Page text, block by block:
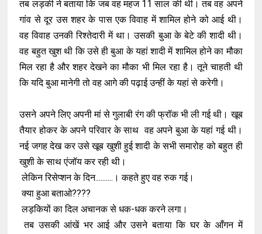
तब लड़की ने बताया कि जब वह महज 11 साल की थी। तब वह अपने
गांव से दूर उस शहर के पास एक विवाह में शामिल होने को आई थी।
वह विवाह उनकी रिश्तेदारी में था। उसकी बुआ के बेटे की शादी थी।
वह बहुत खुश थी कि उसे ही बुआ के यहां शादी में शामिल होने का मौका
मिल रहा है और शहर देखने का मौका भी मिल रहा है। तूने चाहती थी
कि यदि बुआ मानेगी तो वह आगे की पढ़ाई उन्हीं के यहां से करेगी।
उसने अपने लिए अपनी मां से गुलाबी रंग की फ्रॉक भी ली गई थी। खूब
तैयार होकर के अपने परिवार के साथ वह अपने बुआ के यहां गई थी।
नई जगह देख कर उसे खूब खुशी हुई शादी के सभी समारोह को बहुत ही
खुशी के साथ एंजॉय कर रही थी।
लेकिन रिसेप्शन के दिन..........। कहते हुए वह रुक गई।
क्या हुआ बताओ????
लड़कियों का दिल अचानक से धक-धक करने लगा।
तब उसकी आंखें भर आई और उसने बताया कि घर के आँगन में